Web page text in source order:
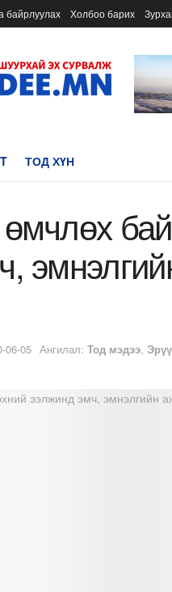
байрлуулах Холбоо барих
ТОД ХҮН
06-05 Ангилал: Тод мэдээ,